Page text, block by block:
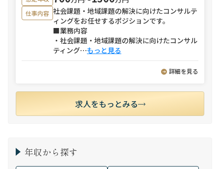
仕事内容 社会課題・地域課題の解決に向けたコンサルテ
ィングをお任せするポジションです。
■業務内容
・社会課題・地域課題の解決に向けたコンサル
ティング⋯もっと見る
詳細を見る
求人をもっとみる
年収から探す